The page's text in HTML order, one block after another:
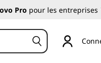
Pro pour les entreprises